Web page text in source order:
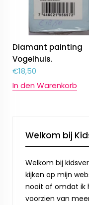
Diamant painting
Vogelhuis.
€18,50
In den Warenkorb
Welkom bij
Welkom bij
kijken op mijn
nooit af omdat ik
voorzien van